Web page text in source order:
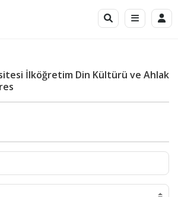
İlköğretim Din Kültürü ve Ahlak